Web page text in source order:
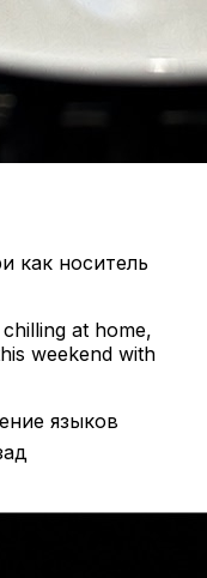
как носитель
at home,
weekend with
языков